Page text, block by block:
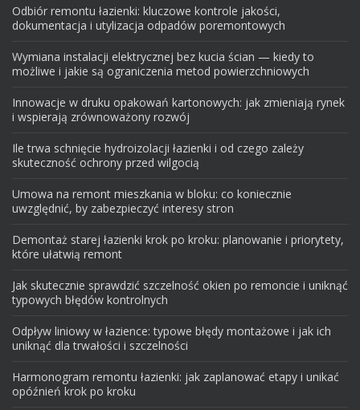
Odbiór remontu łazienki: kluczowe kontrole jakości,
dokumentacja i utylizacja odpadów poremontowych
Wymiana instalacji elektrycznej bez kucia ścian — kiedy to
możliwe i jakie są ograniczenia metod powierzchniowych
Innowacje w druku opakowań kartonowych: jak zmieniają rynek
i wspierają zrównoważony rozwój
Ile trwa schnięcie hydroizolacji łazienki i od czego zależy
skuteczność ochrony przed wilgocią
Umowa na remont mieszkania w bloku: co koniecznie
uwzględnić, by zabezpieczyć interesy stron
Demontaż starej łazienki krok po kroku: planowanie i priorytety,
które ułatwią remont
Jak skutecznie sprawdzić szczelność okien po remoncie i uniknąć
typowych błędów kontrolnych
Odpływ liniowy w łazience: typowe błędy montażowe i jak ich
uniknąć dla trwałości i szczelności
Harmonogram remontu łazienki: jak zaplanować etapy i unikać
opóźnień krok po kroku